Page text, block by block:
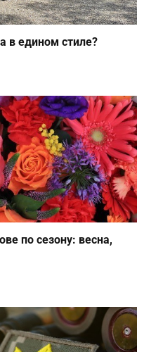
в едином стиле?
по сезону: весна,